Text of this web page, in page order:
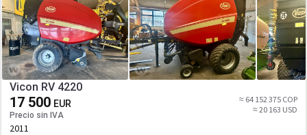
Vicon RV 4220
17 500 EUR
Precio sin IVA
≈ 64 152 375 COP
≈ 20 163 USD
2011